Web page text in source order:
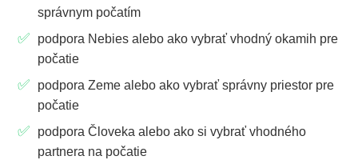
správnym počatím
podpora Nebies alebo ako vybrať vhodný okamih pre
počatie
podpora Zeme alebo ako vybrať správny priestor pre
počatie
podpora Človeka alebo ako si vybrať vhodného
partnera na počatie